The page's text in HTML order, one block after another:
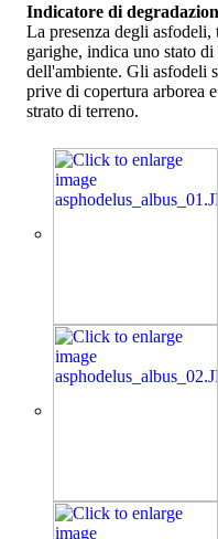
Indicatore di
La presenza degli asfodeli,
garighe, indica uno stato di
dell'ambiente. Gli asfodeli
prive di copertura arborea
strato di terreno.